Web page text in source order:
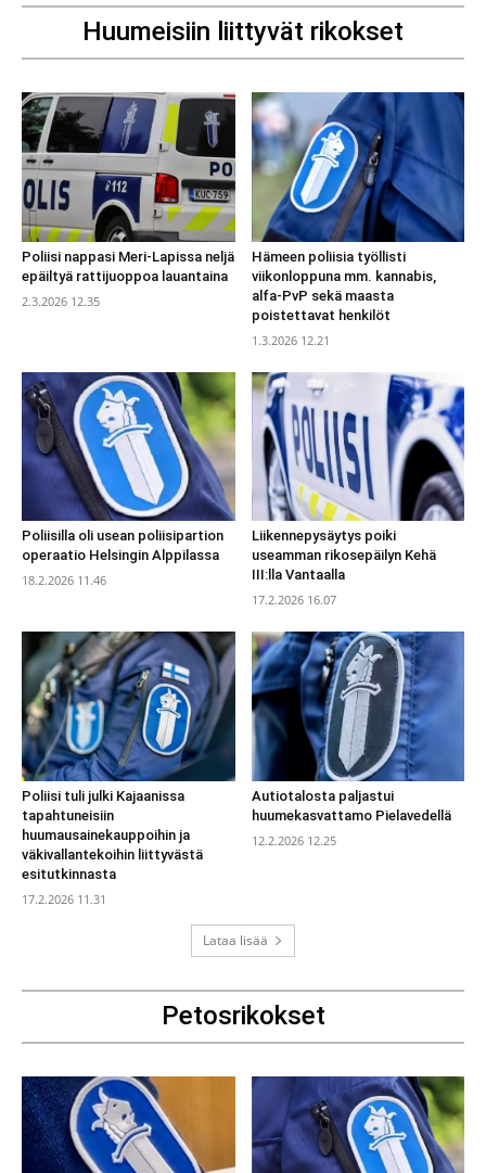
Huumeisiin liittyvät rikokset
Poliisi nappasi Meri-Lapissa neljä
epäiltyä rattijuoppoa lauantaina
2.3.2026 12.35
Hämeen poliisia työllisti
viikonloppuna mm. kannabis,
alfa-PvP sekä maasta
poistettavat henkilöt
1.3.2026 12.21
Poliisilla oli usean poliisipartion
operaatio Helsingin Alppilassa
18.2.2026 11.46
Liikennepysäytys poiki
useamman rikosepäilyn Kehä
III:lla Vantaalla
17.2.2026 16.07
Poliisi tuli julki Kajaanissa
tapahtuneisiin
huumausainekauppoihin ja
väkivallantekoihin liittyvästä
esitutkinnasta
17.2.2026 11.31
Autiotalosta paljastui
huumekasvattamo Pielavedellä
12.2.2026 12.25
Lataa lisää
Petosrikokset